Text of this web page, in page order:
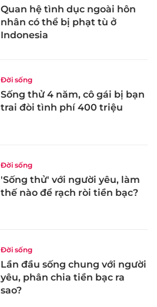
Quan hệ tình dục ngoài hôn
nhân có thể bị phạt tù ở
Indonesia
Đời sống
Sống thử 4 năm, cô gái bị bạn
trai đòi tình phí 400 triệu
Đời sống
'Sống thử' với người yêu, làm
thế nào để rạch ròi tiền bạc?
Đời sống
Lần đầu sống chung với người
yêu, phân chia tiền bạc ra
sao?